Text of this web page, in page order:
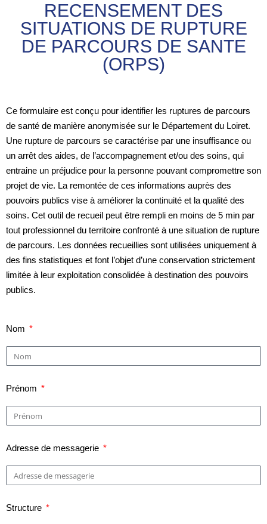
RECENSEMENT DES
SITUATIONS DE RUPTURE
DE PARCOURS DE SANTE
(ORPS)
Ce formulaire est conçu pour identifier les ruptures de parcours
de santé de manière anonymisée sur le Département du Loiret.
Une rupture de parcours se caractérise par une insuffisance ou
un arrêt des aides, de l’accompagnement et/ou des soins, qui
entraine un préjudice pour la personne pouvant compromettre son
projet de vie. La remontée de ces informations auprès des
pouvoirs publics vise à améliorer la continuité et la qualité des
soins. Cet outil de recueil peut être rempli en moins de 5 min par
tout professionnel du territoire confronté à une situation de rupture
de parcours. Les données recueillies sont utilisées uniquement à
des fins statistiques et font l’objet d’une conservation strictement
limitée à leur exploitation consolidée à destination des pouvoirs
publics.
Nom
Prénom
Adresse de messagerie
Structure